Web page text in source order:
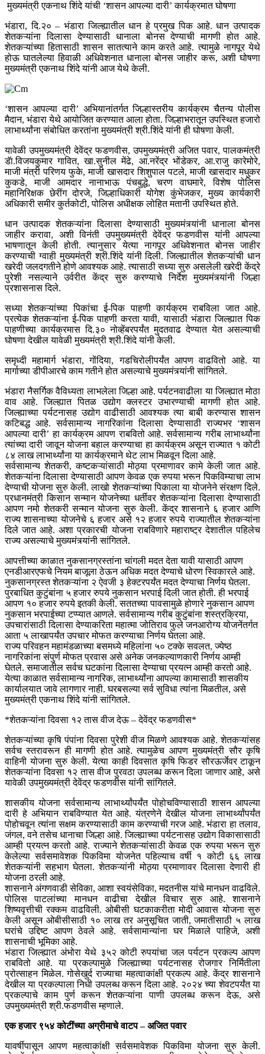
मुख्यमंत्री एकनाथ शिंदे यांची ‘शासन आपल्या दारी’ कार्यक्रमात घोषणा
भंडारा, दि.२० – भंडारा जिल्ह्यातील धान हे प्रमुख पिक आहे. धान उत्पादक
शेतकऱ्यांना दिलासा देण्यासाठी धानाला बोनस देण्याची मागणी होत आहे.
शेतकऱ्यांच्या हितासाठी शासन सातत्याने काम करते आहे. त्यामुळे नागपूर येथे
होऊ घातलेल्या हिवाळी अधिवेशनात धानाला बोनस जाहीर करू, अशी घोषणा
मुख्यमंत्री एकनाथ शिंदे यांनी आज येथे केली.
‘शासन आपल्या दारी’ अभियानांतर्गत जिल्हास्तरीय कार्यक्रम चैतन्य पोलीस
मैदान, भंडारा येथे आयोजित करण्यात आला होता. जिल्हाभरातून उपस्थित हजारो
लाभार्थ्यांना संबोधित करतांना मुख्यमंत्री श्री.शिंदे यांनी ही घोषणा केली.
यावेळी उपमुख्यमंत्री देवेंद्र फडणवीस, उपमुख्यमंत्री अजित पवार, पालकमंत्री
डॅा.विजयकुमार गावित, खा.सुनील मेंढे, आ.नरेंद्र भोंडेकर, आ.राजु कारेमोरे,
माजी मंत्री परिणय फुके, माजी खासदार शिशुपाल पटले, माजी खासदार मधुकर
कुकडे, माजी आमदार नानाभाऊ पंचबुद्धे, चरण वाघमारे, विशेष पोलिस
महानिरिक्षक छेरींग दोरजे, जिल्हाधिकारी योगेश कुंभेजकर, मुख्य कार्यकारी
अधिकारी समीर कुर्तकोटी, पोलिस अधीक्षक लोहित मतानी उपस्थित होते.
धान उत्पादक शेतकऱ्यांना दिलासा देण्यासाठी मुख्यमंत्र्यांनी धानाला बोनस
जाहीर करावा, अशी विनंती उपमुख्यमंत्री देवेंद्र फडणवीस यांनी आपल्या
भाषणातून केली होती. त्यानुसार येत्या नागपूर अधिवेशनात बोनस जाहीर
करण्याची ग्वाही मुख्यमंत्री श्री.शिंदे यांनी दिली. जिल्ह्यातील शेतकऱ्यांची धान
खरेदी जलदगतीने होणे आवश्यक आहे. त्यासाठी सध्या सुरु असलेली खरेदी केंद्रे
पुरेशी नसल्याने उर्वरीत केंद्र सुरु करण्याचे निर्देश मुख्यमंत्र्यांनी जिल्हा
प्रशासनास दिले.
सध्या शेतकऱ्यांच्या पिकांचा ई-पिक पाहणी कार्यक्रम राबविला जात आहे.
प्रत्येक शेतकऱ्यांना ई-पिक पाहणी करता यावी, यासाठी भंडारा जिल्ह्यात पिक
पाहणीच्या कार्यक्रमास दि.३० नोव्हेंबरपर्यंत मुदतवाढ देण्यात येत असल्याची
घोषणा देखील यावेळी मुख्यमंत्री श्री.शिंदे यांनी केली.
समृध्दी महामार्ग भंडारा, गोंदिया, गडचिरोलीपर्यंत आपण वाढवितो आहे. या
मार्गाच्या डीपीआरचे काम गतीने होत असल्याचे मुख्यमंत्र्यांनी सांगितले.
भंडारा नैसर्गिक वैविध्यता लाभलेला जिल्हा आहे. पर्यटनवाढीला या जिल्ह्यात मोठा
वाव आहे. जिल्ह्यात पितळ उद्योग क्लस्टर उभारण्याची मागणी होत आहे.
जिल्ह्याच्या पर्यटनासह उद्योग वाढीसाठी आवश्यक त्या बाबी करण्यास शासन
कटिबद्ध आहे. सर्वसामान्य नागरिकांना दिलासा देण्यासाठी राज्यभर ‘शासन
आपल्या दारी’ हा कार्यक्रम आपण राबवितो आहे. सर्वसामान्य गरीब लाभार्थ्यांना
त्यांच्या दारी जावून योजना बहाल करण्याचा हा कार्यक्रम असून राज्यात १ कोटी
८४ लाख लाभार्थ्यांना या कार्यक्रमाने थेट लाभ मिळवून दिला आहे.
सर्वसामान्य शेतकरी, कष्टकऱ्यांसाठी मोठ्या प्रमाणावर कामे केली जात आहे.
शेतकऱ्यांना दिलासा देण्यासाठी आपण केवळ एक रुपया भरून पिकविम्याचा लाभ
देण्याची योजना सुरु केली. लाखो शेतकऱ्यांच्या पिकाला या योजनेने संरक्षण दिले.
प्रधानमंत्री किसान सन्मान योजनेच्या धर्तीवर शेतकऱ्यांना दिलासा देण्यासाठी
आपण नमो शेतकरी सन्मान योजना सुरु केली. केंद्र शासनाने ६ हजार आणि
राज्य शासनाच्या योजनेचे ६ हजार असे १२ हजार रुपये राज्यातील शेतकऱ्यांना
दिले जात आहे. अशा प्रकारची योजना राबविणारे महाराष्ट्र देशातील पहिलेच
राज्य असल्याचे मुख्यमंत्र्यांनी सांगितले.
आपत्तीच्या काळात नुकसानग्रस्तांना चांगली मदत देता यावी यासाठी आपण
एनडीआरएफचे नियम बाजूला ठेऊन अधिक मदत देण्याचे धोरण स्विकारले आहे.
नुकसानग्रस्त शेतकऱ्यांना २ ऐवजी ३ हेक्टरपर्यंत मदत देण्याचा निर्णय घेतला.
पुरबाधित कुटुंबांना ५ हजार रुपये नुकसान भरपाई दिली जात होती. ही भरपाई
आपण १० हजार रुपये इतकी केली. सततच्या पावसामुळे होणारे नुकसान आपण
नुकसान भरपाईच्या टप्प्यात आणले. सर्वसामान्य गरीब कुटुंबांना शस्त्रक्रिया,
उपचारांसाठी दिलासा देण्याकरिता महात्मा जोतिराव फुले जनआरोग्य योजनेंतर्गत
आता ५ लाखापर्यंत उपचार मोफत करण्याचा निर्णय घेतला आहे.
राज्य परिवहन महामंडळाच्या बसमध्ये महिलांना ५० टक्के सवलत, ज्येष्ठ
नागरिकांना संपुर्ण मोफत प्रवास असे अनेक जनकल्याणकारी निर्णय आम्ही
घेतले. समाजातील सर्वच घटकांना दिलासा देण्याचा प्रयत्न आम्ही करतो आहे.
येत्या काळात सर्वसामान्य नागरिक, लाभार्थ्यांना आपल्या कामासाठी शासकीय
कार्यालयात जावे लागणार नाही. घरबसल्या सर्व सुविधा त्यांना मिळतील, असे
मुख्यमंत्री एकनाथ शिंदे यांनी सांगितले.
*शेतकऱ्यांना दिवसा १२ तास वीज देऊ – देवेंद्र फडणवीस*
शेतकऱ्यांच्या कृषि पंपांना दिवसा पुरेशी वीज मिळणे आवश्यक आहे. शेतकऱ्यांसह
सर्वच स्तरावरून ही मागणी होत आहे. त्यामुळेच आपण मुख्यमंत्री सौर कृषि
वाहिनी योजना सुरु केली. येत्या काही दिवसात कृषि फिडर सौरऊर्जेवर टाकून
शेतकऱ्यांना दिवसा १२ तास वीज पुरवठा उपलब्ध करून दिला जाणार आहे, असे
यावेळी उपमुख्यमंत्री देवेंद्र फडणवीस यांनी सांगितले.
शासकीय योजना सर्वसामान्य लाभार्थ्यांपर्यंत पोहोचविण्यासाठी शासन आपल्या
दारी हे अभियान राबविण्यात येत आहे. यंत्रणेने देखील योजना लाभार्थ्यांपर्यंत
पोहोचवून त्यांना सक्षम करण्यासाठी काम करण्याची गरज आहे. भंडारा हा तलाव,
जंगल, वने तसेच धानाचा जिल्हा आहे. जिल्ह्याच्या पर्यटनासह उद्योग विकासासाठी
आम्ही प्रयत्न करतो आहे. राज्याने शेतकऱ्यांसाठी केवळ एक रुपया भरून सुरु
केलेल्या सर्वसमावेशक पिकविमा योजनेत पहिल्याच वर्षी १ कोटी ६६ लाख
शेतकऱ्यांनी सहभाग घेतला. शेतकऱ्यांनी मोठ्या प्रमाणावर दिलासा देणारी ही
योजना ठरली आहे.
शासनाने अंगणवाडी सेविका, आशा स्वयंसेविका, मदतनीस यांचे मानधन वाढविले.
पोलिस पाटलांच्या मानधन वाढीचा देखील विचार सुरु आहे. शासनाने
शिष्यवृत्तीची रक्कम वाढविली. ओबीसी घटकाकरीता मोदी आवास योजना सुरु
केली असून ओबीसीसाठी १० लाख तर अनुसूचित जाती, जमातीसाठी ५ लाख
घरांचे उद्दिष्ट आपण ठेवले आहे. सर्वसामान्यांना घर मिळाले पाहिजे, अशी
शासनाची भूमिका आहे.
भंडारा जिल्ह्यात अंभोरा येथे ३५२ कोटी रुपयांचा जल पर्यटन प्रकल्प आपण
राबवितो आहे. या प्रकल्पामुळे जिल्ह्याच्या पर्यटनासह रोजगार निर्मितीला
प्रोत्साहन मिळेल. गोसेखुर्द राज्याचा महत्वाकांक्षी प्रकल्प आहे. केंद्र शासनाने
देखील या प्रकल्पाला निधी उपलब्ध करून दिला आहे. २०२४ च्या शेवटपर्यंत या
प्रकल्पाचे काम पुर्ण करून शेतकऱ्यांना पाणी उपलब्ध करून देऊ, असे
उपमुख्यमंत्री श्री.फडणवीस म्हणाले.
एक हजार ९५४ कोटींच्या अग्रीमाचे वाटप – अजित पवार
यावर्षीपासून आपण महत्वाकांक्षी सर्वसमावेशक पिकविमा योजना सुरु केली.